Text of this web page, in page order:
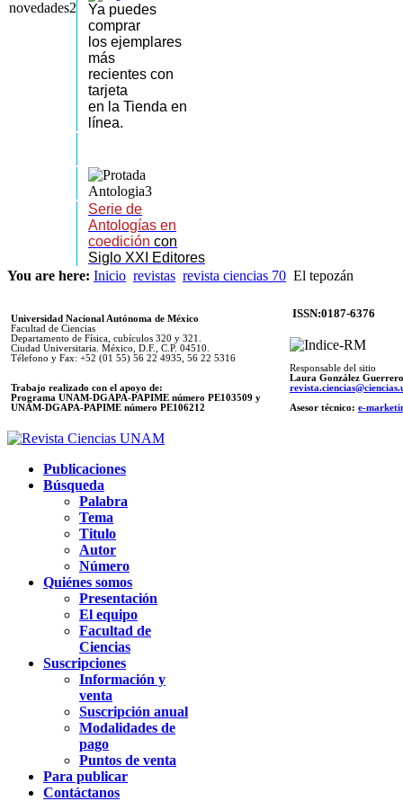
Ya puedes
comprar
los ejemplares
más
recientes con
tarjeta
en la Tienda en
línea.
Serie de
Antologías en
coedición con
Siglo XXI Editores
You are here: Inicio revistas revista ciencias 70 El tepozán
Universidad Nacional Autónoma de México
Facultad de Ciencias
Departamento de Física, cubículos 320 y 321.
Ciudad Universitaria. México, D.F., C.P. 04510.
Télefono y Fax: +52 (01 55) 56 22 4935, 56 22 5316
Trabajo realizado con el apoyo de:
Programa UNAM-DGAPA-PAPIME número PE103509 y
UNAM-DGAPA-PAPIME número PE106212
ISSN:0187-6376
Responsable del sitio
Laura González Guerrero
Asesor técnico: e-
Publicaciones
Búsqueda
Palabra
Tema
Titulo
Autor
Número
Quiénes somos
Presentación
El equipo
Facultad de
Ciencias
Suscripciones
Información y
venta
Suscripción anual
Modalidades de
pago
Puntos de venta
Para publicar
Contáctanos